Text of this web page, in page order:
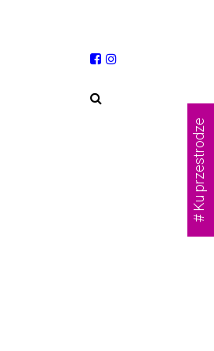
# Ku przestrodze